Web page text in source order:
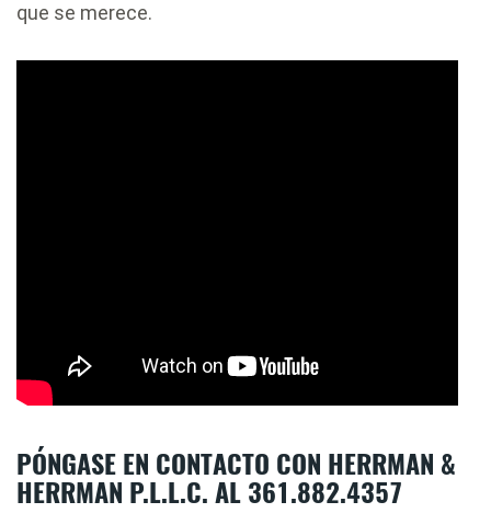
que se merece.
PÓNGASE EN CONTACTO CON HERRMAN &
HERRMAN P.L.L.C. AL 361.882.4357